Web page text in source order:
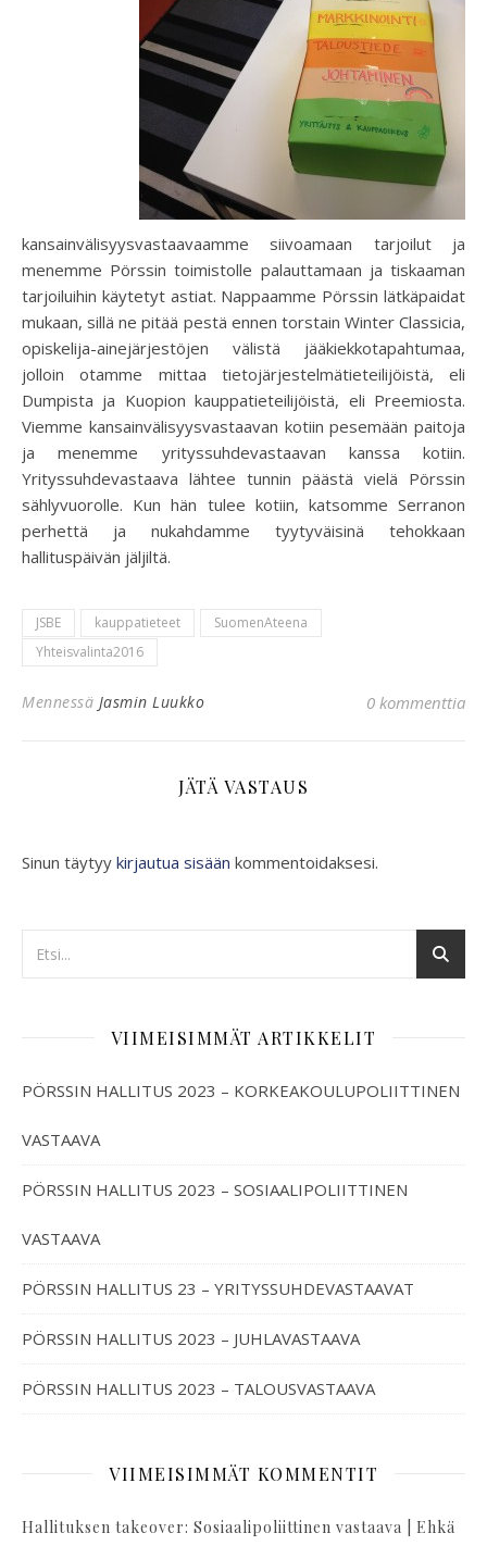
kansainvälisyysvastaavaamme siivoamaan tarjoilut ja
menemme Pörssin toimistolle palauttamaan ja tiskaaman
tarjoiluihin käytetyt astiat. Nappaamme Pörssin lätkäpaidat
mukaan, sillä ne pitää pestä ennen torstain Winter Classicia,
opiskelija-ainejärjestöjen välistä jääkiekkotapahtumaa,
jolloin otamme mittaa tietojärjestelmätieteilijöistä, eli
Dumpista ja Kuopion kauppatieteilijöistä, eli Preemiosta.
Viemme kansainvälisyysvastaavan kotiin pesemään paitoja
ja menemme yrityssuhdevastaavan kanssa kotiin.
Yrityssuhdevastaava lähtee tunnin päästä vielä Pörssin
sählyvuorolle. Kun hän tulee kotiin, katsomme Serranon
perhettä ja nukahdamme tyytyväisinä tehokkaan
hallituspäivän jäljiltä.
JSBE kauppatieteet
SuomenAteena
Yhteisvalinta2016
Mennessä Jasmin Luukko 0 kommenttia
JÄTÄ VASTAUS
Sinun täytyy kirjautua sisään kommentoidaksesi.
VIIMEISIMMÄT ARTIKKELIT
PÖRSSIN HALLITUS 2023 – KORKEAKOULUPOLIITTINEN
VASTAAVA
PÖRSSIN HALLITUS 2023 – SOSIAALIPOLIITTINEN
VASTAAVA
PÖRSSIN HALLITUS 23 – YRITYSSUHDEVASTAAVAT
PÖRSSIN HALLITUS 2023 – JUHLAVASTAAVA
PÖRSSIN HALLITUS 2023 – TALOUSVASTAAVA
VIIMEISIMMÄT KOMMENTIT
Hallituksen takeover: Sosiaalipoliittinen vastaava | Ehkä